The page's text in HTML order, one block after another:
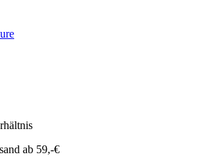
ab 59,-€